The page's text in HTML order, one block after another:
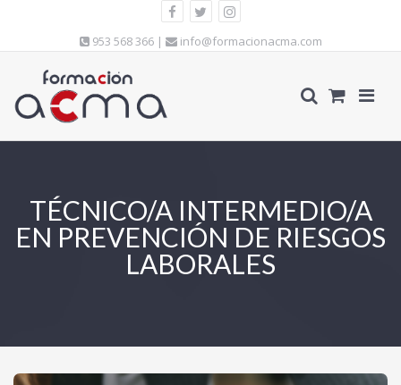
953 568 366 | info@formacionacma.com
TÉCNICO/A INTERMEDIO/A
EN PREVENCIÓN DE RIESGOS
LABORALES